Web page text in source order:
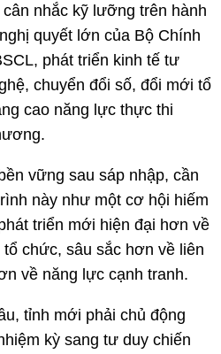
nhắc kỹ lưỡng trên hành
quyết lớn của Bộ Chính
phát triển kinh tế tư
chuyển đổi số, đổi mới tổ
cao năng lực thực thi
vững sau sáp nhập, cần
này như một cơ hội hiếm
triển mới hiện đại hơn về
chức, sâu sắc hơn về liên
về năng lực cạnh tranh.
tỉnh mới phải chủ động
kỳ sang tư duy chiến